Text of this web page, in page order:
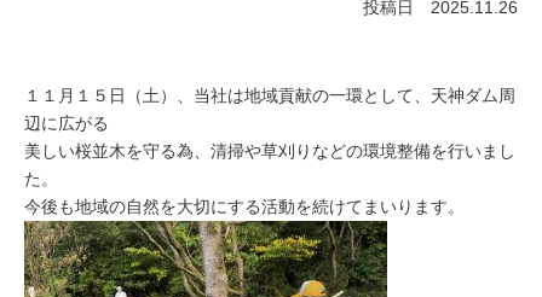
投稿日 2025.11.26
１１月１５日（土）、当社は地域貢献の一環として、天神ダム周
辺に広がる
美しい桜並木を守る為、清掃や草刈りなどの環境整備を行いまし
た。
今後も地域の自然を大切にする活動を続けてまいります。